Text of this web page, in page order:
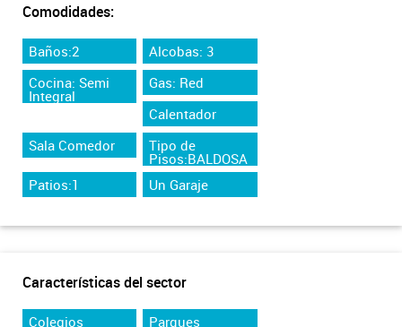
Comodidades:
Baños:2
Alcobas: 3
Cocina: Semi
Integral
Gas: Red
Calentador
Sala Comedor
Tipo de
Pisos:BALDOSA
Patios:1
Un Garaje
Características del sector
Colegios Parques